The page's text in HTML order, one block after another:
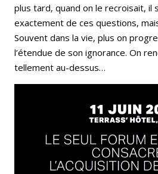
plus tard, quand on le recroisait, il
exactement de ces questions,
Souvent dans la vie, plus on
l’étendue de son ignorance. On
tellement au-dessus…